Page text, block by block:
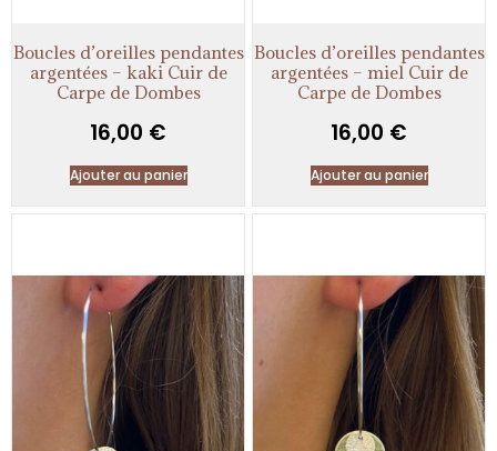
Boucles d’oreilles pendantes
argentées – kaki Cuir de
Carpe de Dombes
16,00 €
Ajouter au panier
Boucles d’oreilles pendantes
argentées – miel Cuir de
Carpe de Dombes
16,00 €
Ajouter au panier